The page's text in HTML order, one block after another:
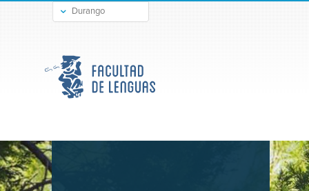
Durango
Gómez Palacio